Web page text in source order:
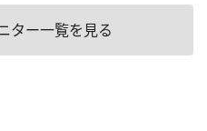
ター一覧を見る